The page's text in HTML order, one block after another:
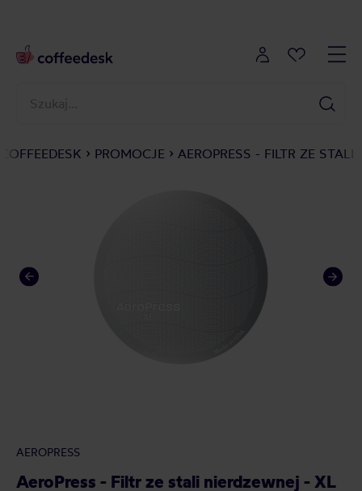
COFFEEDESK PROMOCJE AEROPRESS - FILTR ZE STALI
AEROPRESS
AeroPress - Filtr ze stali nierdzewnej - XL